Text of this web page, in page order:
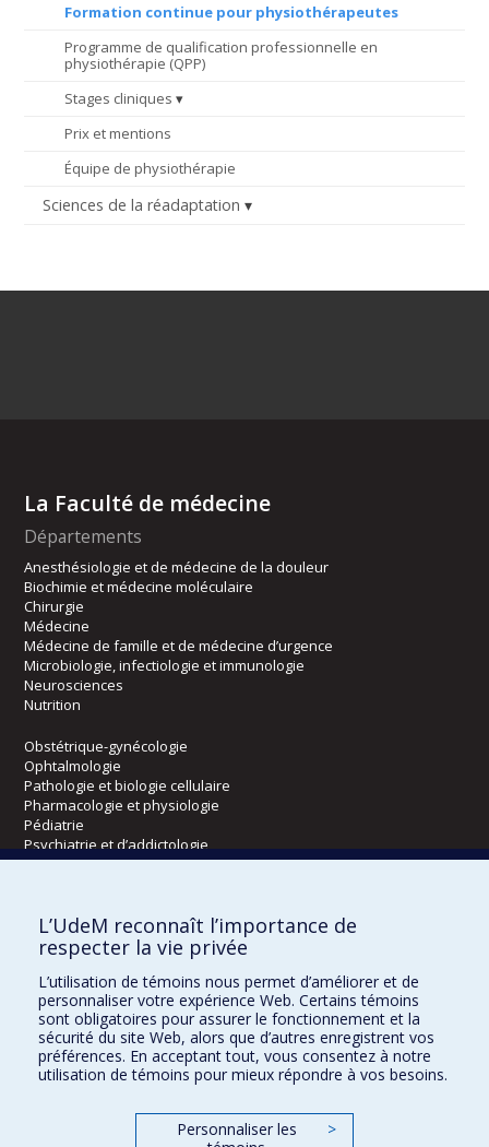
Formation continue pour physiothérapeutes
Programme de qualification professionnelle en
physiothérapie (QPP)
Stages cliniques
Prix et mentions
Équipe de physiothérapie
Sciences de la réadaptation
La Faculté de médecine
Départements
Anesthésiologie et de médecine de la douleur
Biochimie et médecine moléculaire
Chirurgie
Médecine
Médecine de famille et de médecine d’urgence
Microbiologie, infectiologie et immunologie
Neurosciences
Nutrition
Obstétrique-gynécologie
Ophtalmologie
Pathologie et biologie cellulaire
Pharmacologie et physiologie
Pédiatrie
Psychiatrie et d’addictologie
Radiologie, radio-oncologie et médecine nucléaire
Écoles
Orthophonie et audiologie
Réadaptation
Directions
L’UdeM reconnaît l’importance de
respecter la vie privée
L’utilisation de témoins nous permet d’améliorer et de
personnaliser votre expérience Web. Certains témoins
sont obligatoires pour assurer le fonctionnement et la
sécurité du site Web, alors que d’autres enregistrent vos
préférences. En acceptant tout, vous consentez à notre
utilisation de témoins pour mieux répondre à vos besoins.
Personnaliser les
>